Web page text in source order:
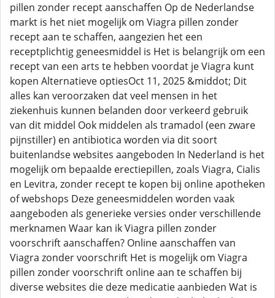
pillen zonder recept aanschaffen Op de Nederlandse
markt is het niet mogelijk om Viagra pillen zonder
recept aan te schaffen, aangezien het een
receptplichtig geneesmiddel is Het is belangrijk om een
recept van een arts te hebben voordat je Viagra kunt
kopen Alternatieve optiesOct 11, 2025 &middot; Dit
alles kan veroorzaken dat veel mensen in het
ziekenhuis kunnen belanden door verkeerd gebruik
van dit middel Ook middelen als tramadol (een zware
pijnstiller) en antibiotica worden via dit soort
buitenlandse websites aangeboden In Nederland is het
mogelijk om bepaalde erectiepillen, zoals Viagra, Cialis
en Levitra, zonder recept te kopen bij online apotheken
of webshops Deze geneesmiddelen worden vaak
aangeboden als generieke versies onder verschillende
merknamen Waar kan ik Viagra pillen zonder
voorschrift aanschaffen? Online aanschaffen van
Viagra zonder voorschrift Het is mogelijk om Viagra
pillen zonder voorschrift online aan te schaffen bij
diverse websites die deze medicatie aanbieden Wat is